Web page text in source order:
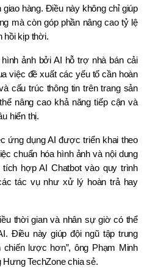
hàng. Điều này không chỉ giúp
mà còn góp phần nâng cao tỷ lệ
hồi kịp thời.
ảnh bởi AI hỗ trợ nhà bán cải
việc đề xuất các yếu tố cần hoàn
cấu trúc thông tin trên trang sản
nâng cao khả năng tiếp cận và
hiển thị.
ứng dụng AI được triển khai theo
chuẩn hóa hình ảnh và nội dung
hợp AI Chatbot vào quy trình
tác vụ như xử lý hoàn trả hay
thời gian và nhân sự giờ có thể
Điều này giúp đội ngũ tập trung
lược hơn”, ông Phạm Minh
TechZone chia sẻ.